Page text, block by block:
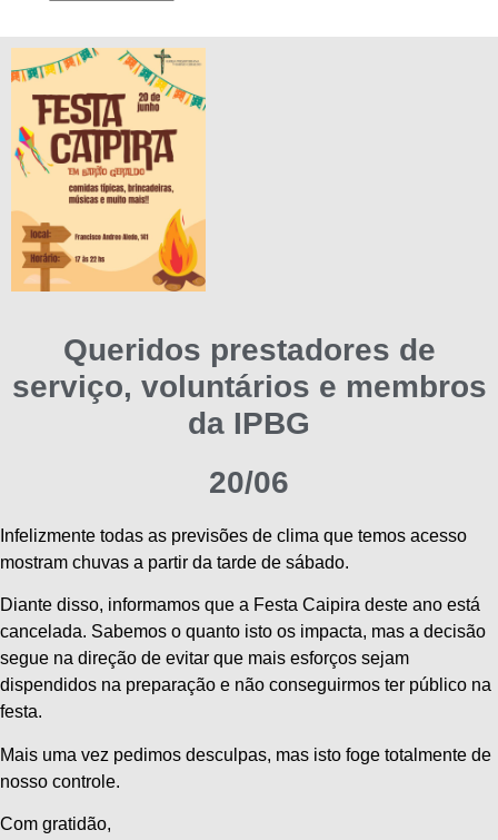
Queridos prestadores de
serviço, voluntários e membros
da IPBG
20/06
Infelizmente todas as previsões de clima que temos acesso
mostram chuvas a partir da tarde de sábado.
Diante disso, informamos que a Festa Caipira deste ano está
cancelada. Sabemos o quanto isto os impacta, mas a decisão
segue na direção de evitar que mais esforços sejam
dispendidos na preparação e não conseguirmos ter público na
festa.
Mais uma vez pedimos desculpas, mas isto foge totalmente de
nosso controle.
Com gratidão,